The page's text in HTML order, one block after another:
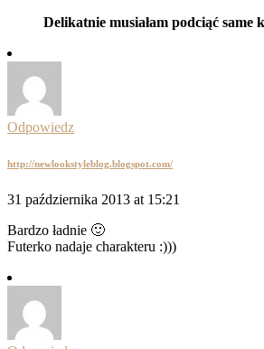
Delikatnie musiałam podciąć same
Odpowiedz
http://newlookstyleblog.blogspot.com/
31 października 2013 at 15:21
Bardzo ładnie 🙂
Futerko nadaje charakteru :)))